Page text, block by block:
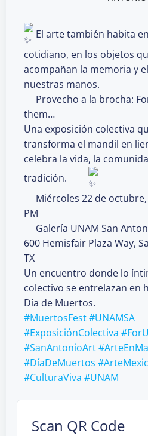
El arte también habita
cotidiano, en los objetos
acompañan la memoria y
nuestras manos.
Provecho a la brocha:
them…
Una exposición colectiva
transforma el mandil en
celebra la vida, la
tradición.
Miércoles 22 de octubre,
PM
Galería UNAM San
600 Hemisfair Plaza Way,
TX
Un encuentro donde lo
colectivo se entrelazan en
Día de Muertos.
#MuertosFest#UNAMSA
#ExposiciónColectiva
#SanAntonioArt
#DíaDeMuertos
#CulturaViva #UNAM
Scan QR Code